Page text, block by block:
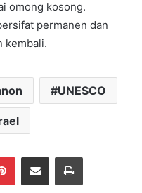
omong kosong.
permanen dan
kembali.
UNESCO
PinterestShare via Email Print